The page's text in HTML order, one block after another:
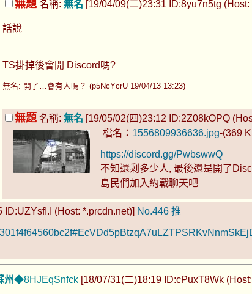
無題名稱: 無名 [19/04/09(二)23:31 ID:8yu7n5tg
話說
TS掛掉後會開 Discord嗎?
無名: 開了…會有人嗎？ (p5NcYcrU 19/04/13 13:23)
無題名稱: 無名 [19/05/02(四)23:12 ID:2Z08kOPQ
檔名： 1556809936636.jpg-(369
https://discord.gg/PwbswwQ
不知還剩多少人, 最後還是開了
島民們加入約戰聊天吧
ID:UZYsfI.I (Host: *.prcdn.net)] No.446 推
州◆8HJEqSnfck [18/07/31(二)18:19 ID:cPuxT8Wk